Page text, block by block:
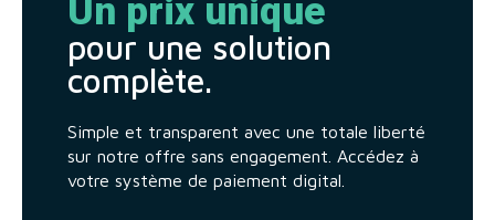
Un prix unique
pour une solution
complète.
Simple et transparent avec une totale liberté
sur notre offre sans engagement. Accédez à
votre système de paiement digital.